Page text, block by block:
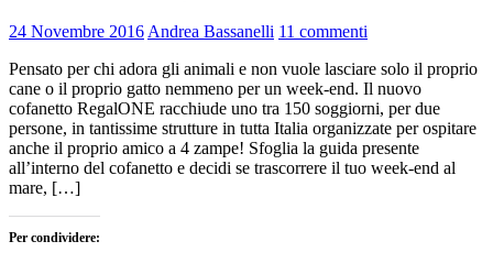
24 Novembre 2016 Andrea Bassanelli 11 commenti
Pensato per chi adora gli animali e non vuole lasciare solo il proprio
cane o il proprio gatto nemmeno per un week-end. Il nuovo
cofanetto RegalONE racchiude uno tra 150 soggiorni, per due
persone, in tantissime strutture in tutta Italia organizzate per ospitare
anche il proprio amico a 4 zampe! Sfoglia la guida presente
all’interno del cofanetto e decidi se trascorrere il tuo week-end al
mare, […]
Per condividere: